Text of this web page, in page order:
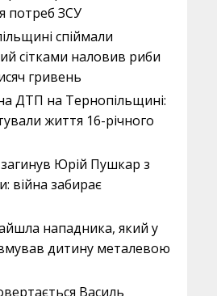
потреб ЗСУ
спіймали
сітками наловив риби
гривень
ДТП на Тернопільщині:
життя 16-річного
Юрій Пушкар з
війна забирає
нападника, який у
дитину металевою
Василь